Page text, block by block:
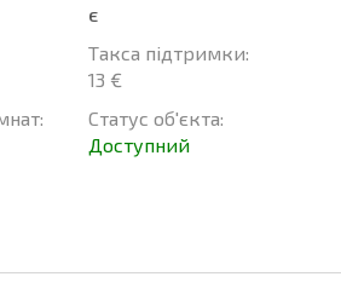
є
Такса підтримки:
13 €
Статус об'єкта:
Доступний